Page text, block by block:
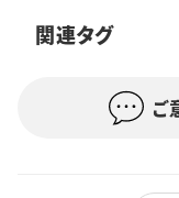
イベント
購読
関連タグ
ご